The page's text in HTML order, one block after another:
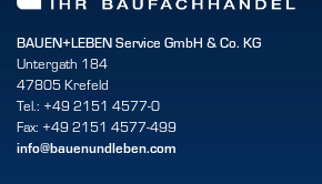
BAUEN+LEBEN Service GmbH & Co. KG
Untergath 184
47805 Krefeld
Tel.: +49 2151 4577-0
Fax: +49 2151 4577-499
info@bauenundleben.com